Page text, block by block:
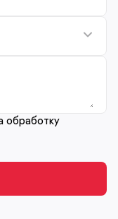
обработку